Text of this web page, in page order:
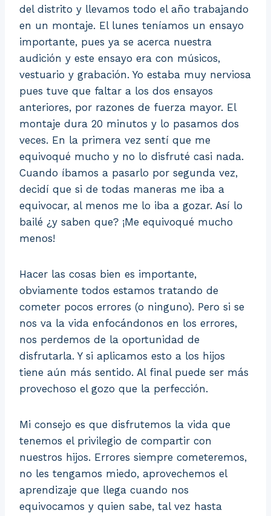
del distrito y llevamos todo el año trabajando
en un montaje. El lunes teníamos un ensayo
importante, pues ya se acerca nuestra
audición y este ensayo era con músicos,
vestuario y grabación. Yo estaba muy nerviosa
pues tuve que faltar a los dos ensayos
anteriores, por razones de fuerza mayor. El
montaje dura 20 minutos y lo pasamos dos
veces. En la primera vez sentí que me
equivoqué mucho y no lo disfruté casi nada.
Cuando íbamos a pasarlo por segunda vez,
decidí que si de todas maneras me iba a
equivocar, al menos me lo iba a gozar. Así lo
bailé ¿y saben que? ¡Me equivoqué mucho
menos!
Hacer las cosas bien es importante,
obviamente todos estamos tratando de
cometer pocos errores (o ninguno). Pero si se
nos va la vida enfocándonos en los errores,
nos perdemos de la oportunidad de
disfrutarla. Y si aplicamos esto a los hijos
tiene aún más sentido. Al final puede ser más
provechoso el gozo que la perfección.
Mi consejo es que disfrutemos la vida que
tenemos el privilegio de compartir con
nuestros hijos. Errores siempre cometeremos,
no les tengamos miedo, aprovechemos el
aprendizaje que llega cuando nos
equivocamos y quien sabe, tal vez hasta